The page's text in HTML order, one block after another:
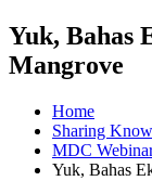
Yuk, Bahas
Mangrove
Home
Sharing
MDC
Yuk, Bahas